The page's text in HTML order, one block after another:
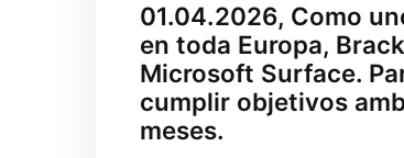
01.04.2026, Como
en toda Europa,
Microsoft Surface.
cumplir objetivos
meses.